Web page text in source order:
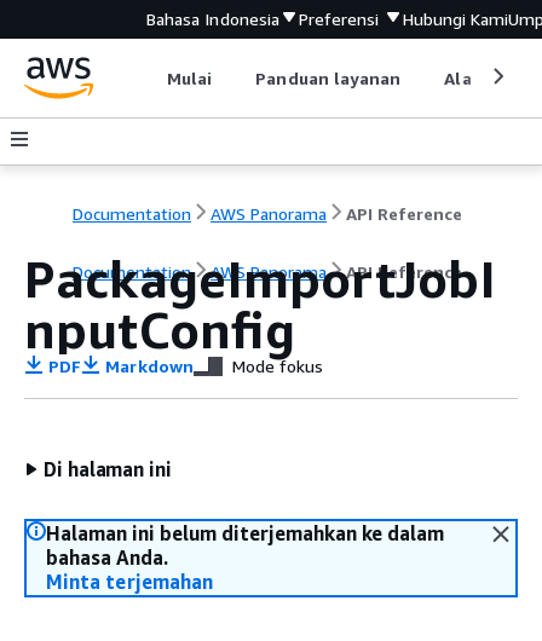
Bahasa Indonesia Preferensi Hubungi Kami
Mulai Panduan layanan Alat
Documentation AWS Panorama API Reference
Documentation AWS Panorama API Reference
PackageImportJobI
nputConfig
PDF Markdown Mode fokus
Di halaman ini
Halaman ini belum diterjemahkan ke dalam
bahasa Anda.
Minta terjemahan